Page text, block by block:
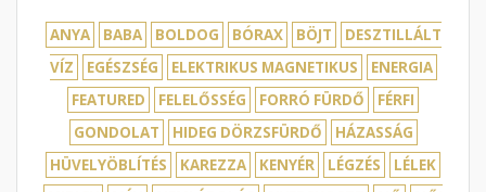
ANYA BABA BOLDOG BÓRAX BÖJT
DESZTILLÁLT
VÍZ
EGÉSZSÉG ELEKTRIKUS MAGNETIKUS
ENERGIA
FEATURED
FELELŐSSÉG FORRÓ FÜRDŐ
FÉRFI
GONDOLAT
HIDEG DÖRZSFÜRDŐ
HÁZASSÁG
HÜVELYÖBLÍTÉS
KAREZZA KENYÉR LÉGZÉS
LÉLEK